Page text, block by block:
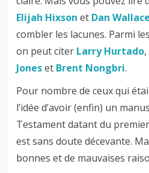
Elijah Hixson et Dan Wallace
combler les lacunes. Parmi
on peut citer Larry Hurtado,
Joneset Brent Nongbri.
Pour nombre de ceux qui
l’idée d’avoir (enfin) un
Testament datant du
est sans doute décevante.
bonnes et de mauvaises